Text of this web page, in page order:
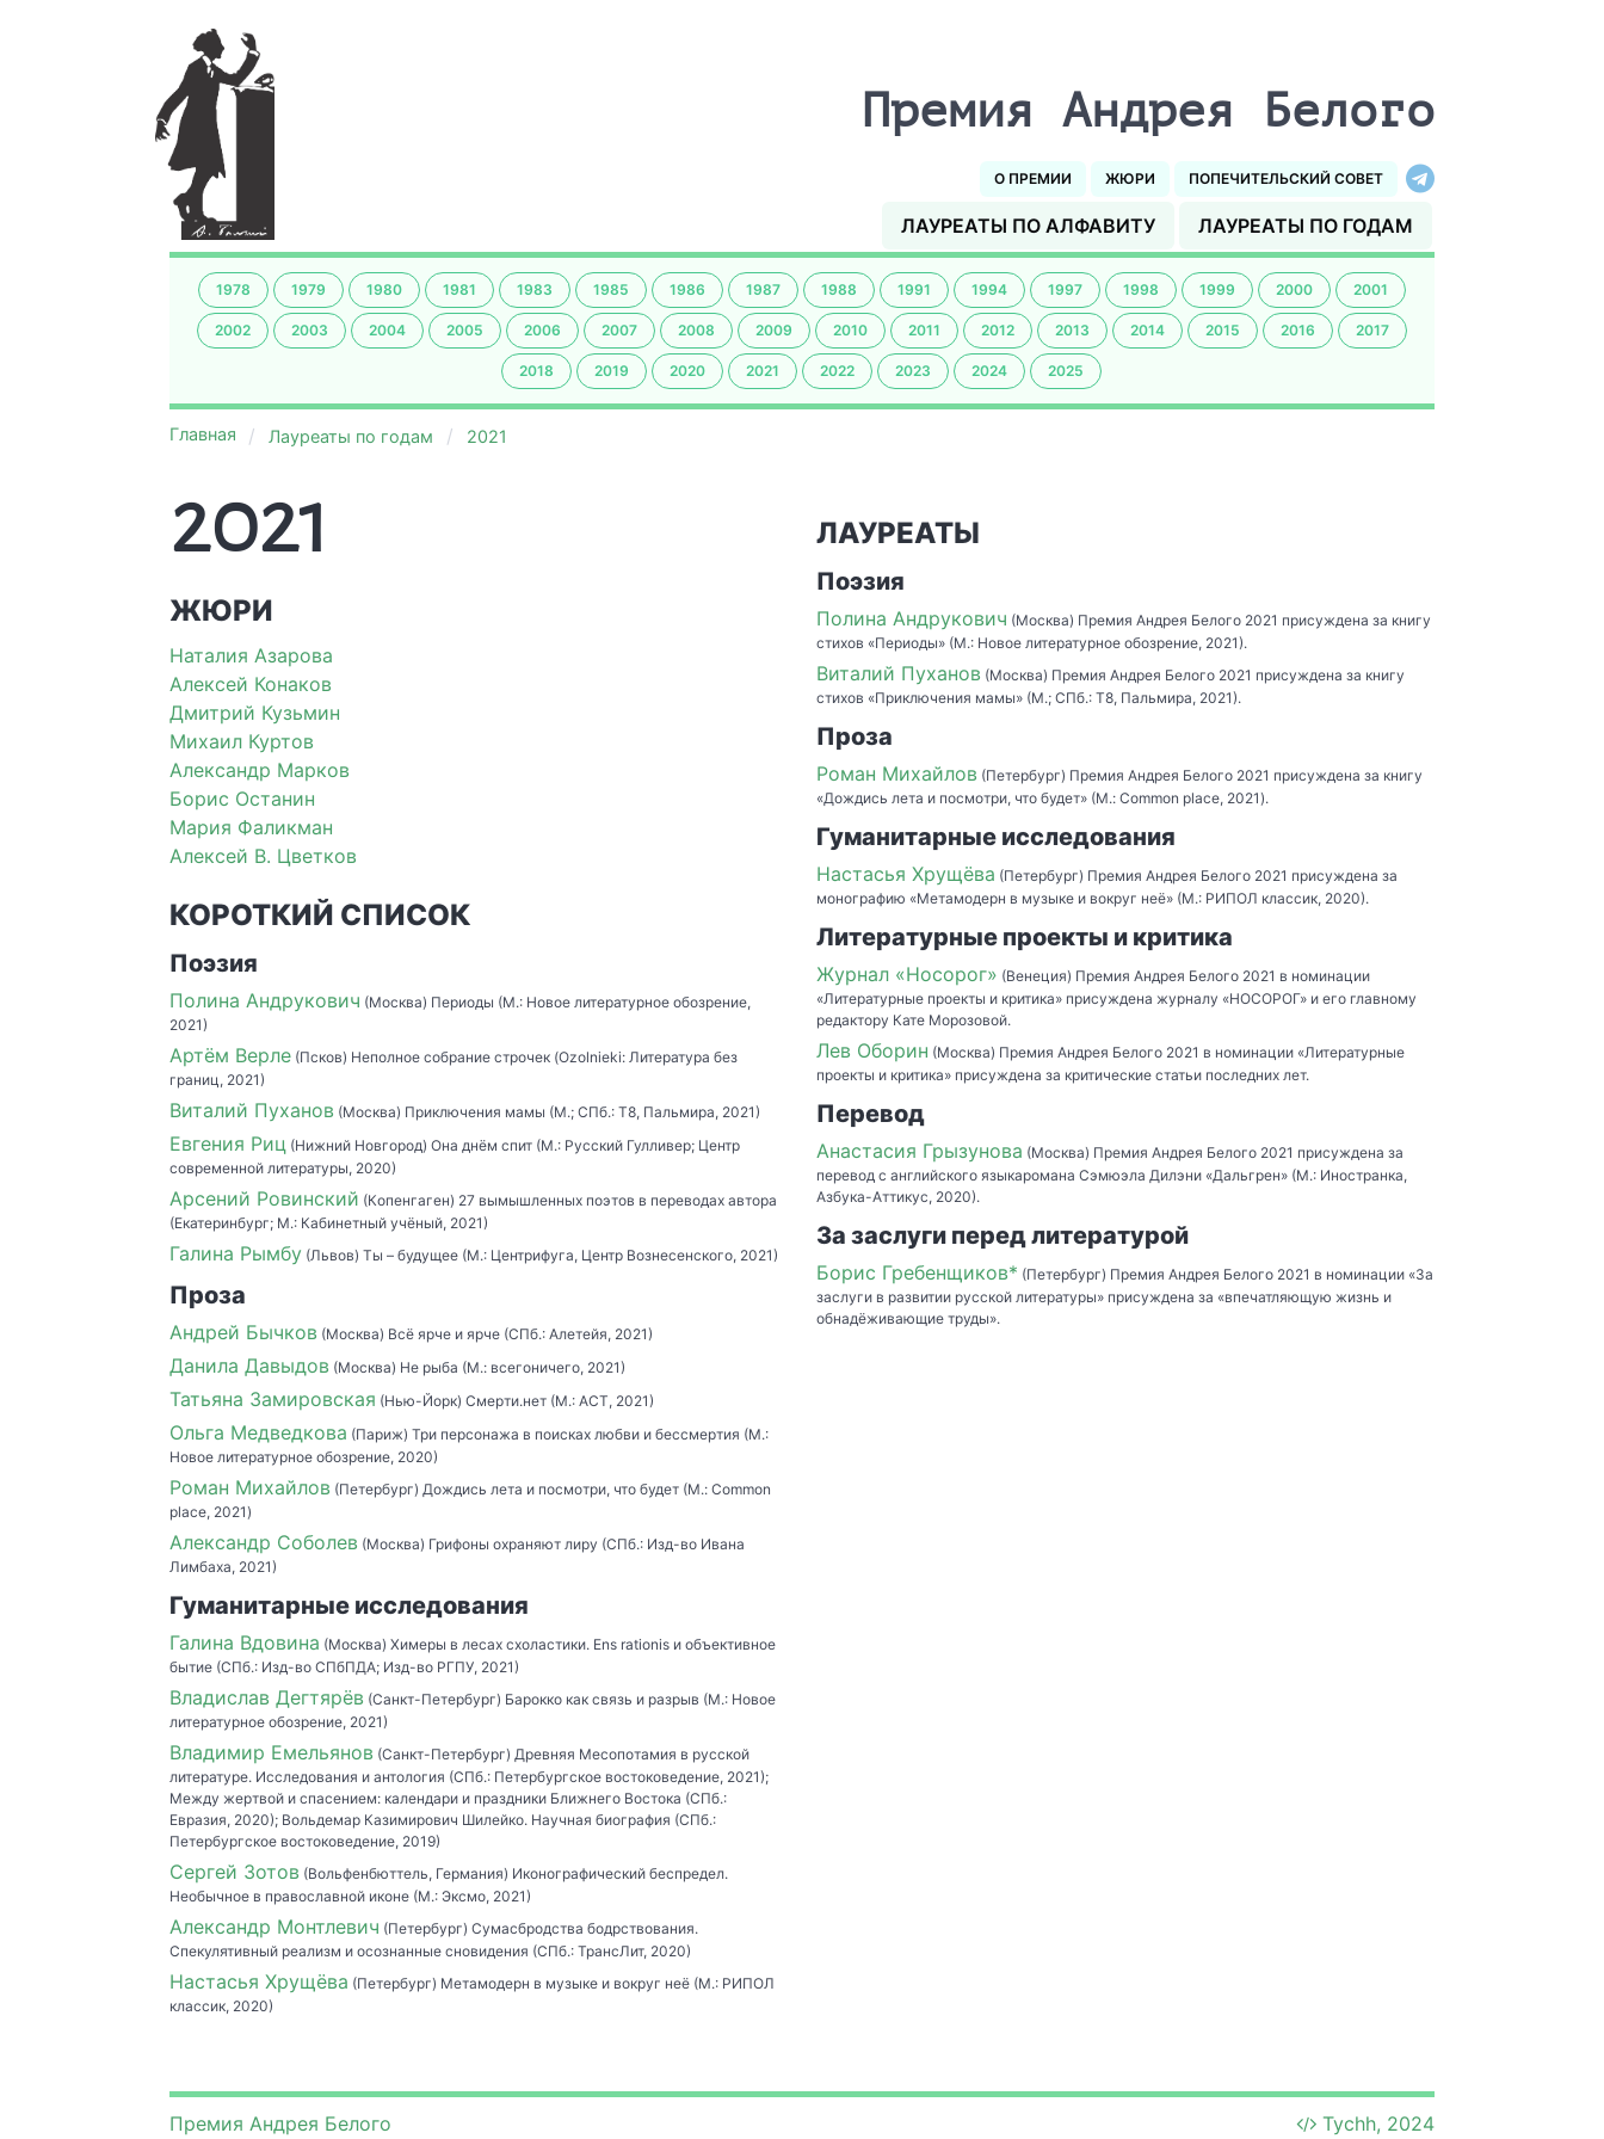
Премия Андрея Белого
О ПРЕМИИ ЖЮРИ ПОПЕЧИТЕЛЬСКИЙ СОВЕТ
ЛАУРЕАТЫ ПО АЛФАВИТУ ЛАУРЕАТЫ ПО ГОДАМ
1978 1979 1980 1981 1983 1985 1986 1987 1988 1991 1994 1997 1998 1999 2000 2001
2002 2003 2004 2005 2006 2007 2008 2009 2010 2011 2012 2013 2014 2015 2016 2017
2018 2019 2020 2021 2022 2023 2024 2025
Главная Лауреаты по годам 2021
2021
ЖЮРИ
Наталия Азарова
Алексей Конаков
Дмитрий Кузьмин
Михаил Куртов
Александр Марков
Борис Останин
Мария Фаликман
Алексей В. Цветков
КОРОТКИЙ СПИСОК
Поэзия
Полина Андрукович (Москва) Периоды (М.: Новое литературное обозрение,
2021)
Артём Верле(Псков) Неполное собрание строчек (Ozolnieki: Литература без
границ, 2021)
Виталий Пуханов (Москва) Приключения мамы (М.; СПб.: Т8, Пальмира, 2021)
Евгения Риц(Нижний Новгород) Она днём спит (М.: Русский Гулливер; Центр
современной литературы, 2020)
Арсений Ровинский (Копенгаген) 27 вымышленных поэтов в переводах автора
(Екатеринбург; М.: Кабинетный учёный, 2021)
Галина Рымбу(Львов) Ты – будущее (М.: Центрифуга, Центр Вознесенского, 2021)
Проза
Андрей Бычков (Москва) Всё ярче и ярче (СПб.: Алетейя, 2021)
Данила Давыдов (Москва) Не рыба (М.: всегоничего, 2021)
Татьяна Замировская (Нью-Йорк) Смерти.нет (М.: АСТ, 2021)
Ольга Медведкова (Париж) Три персонажа в поисках любви и бессмертия (М.:
Новое литературное обозрение, 2020)
Роман Михайлов (Петербург) Дождись лета и посмотри, что будет (М.: Common
place, 2021)
Александр Соболев (Москва) Грифоны охраняют лиру (СПб.: Изд-во Ивана
Лимбаха, 2021)
Гуманитарные исследования
Галина Вдовина (Москва) Химеры в лесах схоластики. Ens rationis и объективное
бытие (СПб.: Изд-во СПбПДА; Изд-во РГПУ, 2021)
Владислав Дегтярёв (Санкт-Петербург) Барокко как связь и разрыв (М.: Новое
литературное обозрение, 2021)
Владимир Емельянов (Санкт-Петербург) Древняя Месопотамия в русской
литературе. Исследования и антология (СПб.: Петербургское востоковедение, 2021);
Между жертвой и спасением: календари и праздники Ближнего Востока (СПб.:
Евразия, 2020); Вольдемар Казимирович Шилейко. Научная биография (СПб.:
Петербургское востоковедение, 2019)
Сергей Зотов (Вольфенбюттель, Германия) Иконографический беспредел.
Необычное в православной иконе (М.: Эксмо, 2021)
Александр Монтлевич (Петербург) Сумасбродства бодрствования.
Спекулятивный реализм и осознанные сновидения (СПб.: ТрансЛит, 2020)
Настасья Хрущёва (Петербург) Метамодерн в музыке и вокруг неё (М.: РИПОЛ
классик, 2020)
ЛАУРЕАТЫ
Поэзия
Полина Андрукович (Москва) Премия Андрея Белого 2021 присуждена за книгу
стихов «Периоды» (М.: Новое литературное обозрение, 2021).
Виталий Пуханов (Москва) Премия Андрея Белого 2021 присуждена за книгу
стихов «Приключения мамы» (М.; СПб.: Т8, Пальмира, 2021).
Проза
Роман Михайлов (Петербург) Премия Андрея Белого 2021 присуждена за книгу
«Дождись лета и посмотри, что будет» (М.: Common place, 2021).
Гуманитарные исследования
Настасья Хрущёва (Петербург) Премия Андрея Белого 2021 присуждена за
монографию «Метамодерн в музыке и вокруг неё» (М.: РИПОЛ классик, 2020).
Литературные проекты и критика
Журнал «Носорог» (Венеция) Премия Андрея Белого 2021 в номинации
«Литературные проекты и критика» присуждена журналу «НОСОРОГ» и его главному
редактору Кате Морозовой.
Лев Оборин (Москва) Премия Андрея Белого 2021 в номинации «Литературные
проекты и критика» присуждена за критические статьи последних лет.
Перевод
Анастасия Грызунова (Москва) Премия Андрея Белого 2021 присуждена за
перевод с английского языкаромана Сэмюэла Дилэни «Дальгрен» (М.: Иностранка,
Азбука-Аттикус, 2020).
За заслуги перед литературой
Борис Гребенщиков* (Петербург) Премия Андрея Белого 2021 в номинации «За
заслуги в развитии русской литературы» присуждена за «впечатляющую жизнь и
обнадёживающие труды».
Премия Андрея Белого Tychh, 2024